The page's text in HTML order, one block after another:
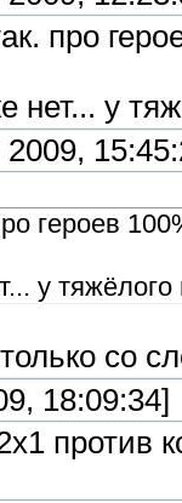
про
нет... у
героев
у тяжёлого
со
18:09:34]
против